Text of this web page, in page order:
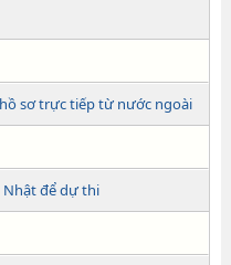
sơ trực tiếp từ nước ngoài
Nhật để dự thi